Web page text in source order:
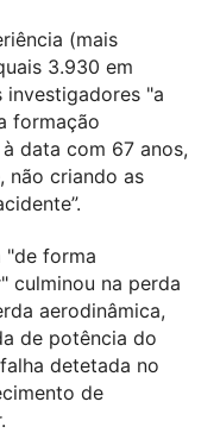
(mais
3.930 em
investigadores "a
formação
data com 67 anos,
não criando as
"de forma
culminou na perda
aerodinâmica,
de potência do
detetada no
de